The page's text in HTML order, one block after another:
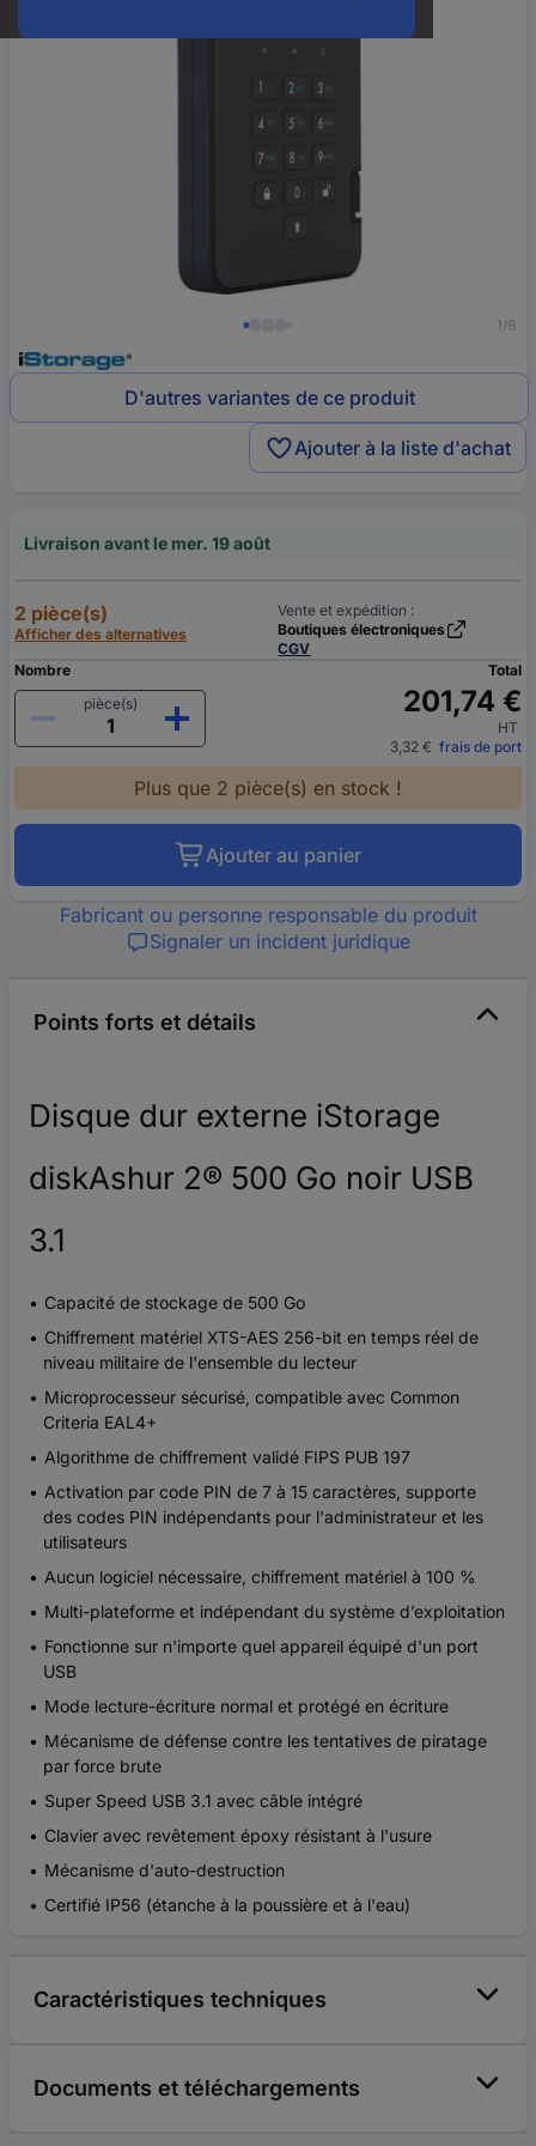
1/8
D'autres variantes de ce produit
Ajouter à la liste d'achat
Livraison avant le mer. 19 août
2 pièce(s)
Afficher des alternatives
Vente et expédition :
Boutiques électroniques
CGV
Nombre
pièce(s)
Total
201,74 €
HT
3,32 € frais de port
Plus que 2 pièce(s) en stock !
Ajouter au panier
Fabricant ou personne responsable du produit
Signaler un incident juridique
Points forts et détails
Disque dur externe iStorage
diskAshur 2® 500 Go noir USB
3.1
Capacité de stockage de 500 Go
Chiffrement matériel XTS-AES 256-bit en temps réel de
niveau militaire de l'ensemble du lecteur
Microprocesseur sécurisé, compatible avec Common
Criteria EAL4+
Algorithme de chiffrement validé FIPS PUB 197
Activation par code PIN de 7 à 15 caractères, supporte
des codes PIN indépendants pour l'administrateur et les
utilisateurs
Aucun logiciel nécessaire, chiffrement matériel à 100 %
Multi-plateforme et indépendant du système d’exploitation
Fonctionne sur n'importe quel appareil équipé d'un port
USB
Mode lecture-écriture normal et protégé en écriture
Mécanisme de défense contre les tentatives de piratage
par force brute
Super Speed USB 3.1 avec câble intégré
Clavier avec revêtement époxy résistant à l'usure
Mécanisme d'auto-destruction
Certifié IP56 (étanche à la poussière et à l'eau)
Caractéristiques techniques
Documents et téléchargements